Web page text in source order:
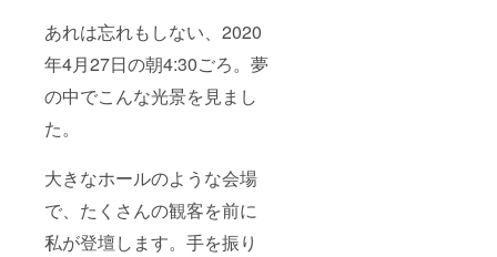
あれは忘れもしない、2020
年4月27日の朝4:30ごろ。夢
の中でこんな光景を見まし
た。
大きなホールのような会場
で、たくさんの観客を前に
私が登壇します。手を振り